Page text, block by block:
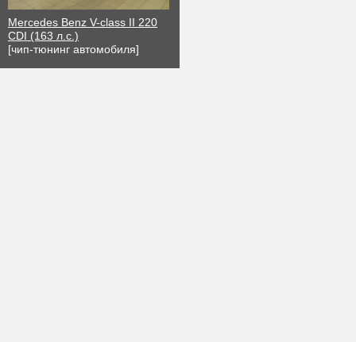
Mercedes Benz V-class II 220
CDI (163 л.с.)
[чип-тюнинг автомобиля]